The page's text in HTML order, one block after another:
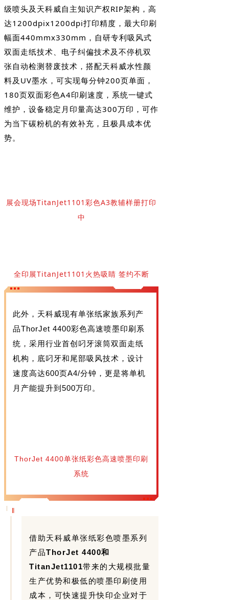
级喷头及天科威自主知识产权RIP架构，高
达1200dpix1200dpi打印精度，最大印刷
幅面440mmx330mm，自研专利吸风式
双面走纸技术、电子纠偏技术及不停机双
张自动检测替废技术，搭配天科威水性颜
料及UV墨水，可实现每分钟200页单面，
180页双面彩色A4印刷速度，系统一键式
维护，设备稳定月印量高达300万印，可作
为当下碳粉机的有效补充，且极具成本优
势。
展会现场TitanJet1101彩色A3教辅样册打印
中
全印展TitanJet1101火热吸睛 签约不断
此外，天科威现有单张纸家族系列产
品ThorJet 4400彩色高速喷墨印刷系
统，采用行业首创叼牙滚筒双面走纸
机构，底叼牙和尾部吸风技术，设计
速度高达600页A4/分钟，更是将单机
月产能提升到500万印。
ThorJet 4400单张纸彩色高速喷墨印刷
系统
借助天科威单张纸彩色喷墨系列
产品ThorJet 4400和
TitanJet1101带来的大规模批量
生产优势和极低的喷墨印刷使用
成本，可快速提升快印企业对于